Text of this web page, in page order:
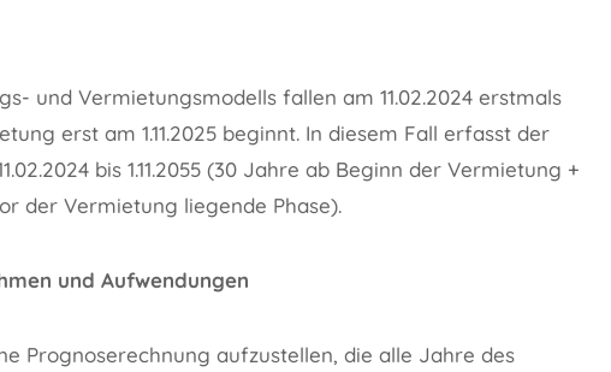
und Vermietungsmodells fallen am 11.02.2024 erstmals
erst am 1.11.2025 beginnt. In diesem Fall erfasst der
bis 1.11.2055 (30 Jahre ab Beginn der Vermietung +
der Vermietung liegende Phase).
und Aufwendungen
Prognoserechnung aufzustellen, die alle Jahre des